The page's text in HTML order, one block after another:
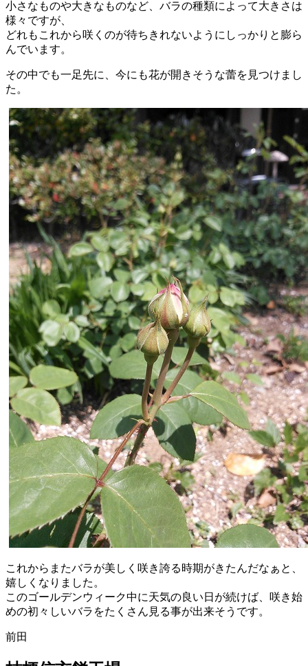
小さなものや大きなものなど、バラの種類によって大きさは
様々ですが、
どれもこれから咲くのが待ちきれないようにしっかりと膨ら
んでいます。
その中でも一足先に、今にも花が開きそうな蕾を見つけまし
た。
これからまたバラが美しく咲き誇る時期がきたんだなぁと、
嬉しくなりました。
このゴールデンウィーク中に天気の良い日が続けば、咲き始
めの初々しいバラをたくさん見る事が出来そうです。
前田